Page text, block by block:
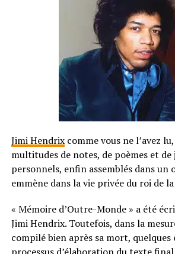
Jimi Hendrixcomme vous ne l’avez
multitudes de notes, de poèmes et
personnels, enfin assemblés dans un
emmène dans la vie privée du roi de
« Mémoire d’Outre-Monde » a été
Jimi Hendrix. Toutefois, dans la
compilé bien après sa mort,